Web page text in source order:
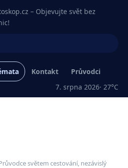
– Objevujte svět bez
Kontakt
Průvodci
7. srpna 2026· 27°C
světem cestování, nezávislý